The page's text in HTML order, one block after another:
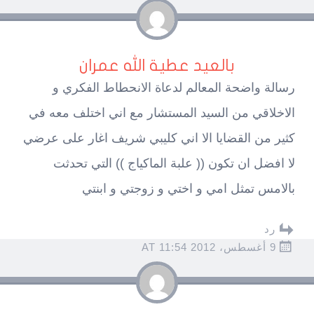
بالعيد عطية الله عمران
رسالة واضحة المعالم لدعاة الانحطاط الفكري و
الاخلاقي من السيد المستشار مع اني اختلف معه في
كثير من القضايا الا اني كليبي شريف اغار على عرضي
لا افضل ان تكون (( علبة الماكياج )) التي تحدثت
بالامس تمثل امي و اختي و زوجتي و ابنتي
رد
9 أغسطس، 2012 AT 11:54